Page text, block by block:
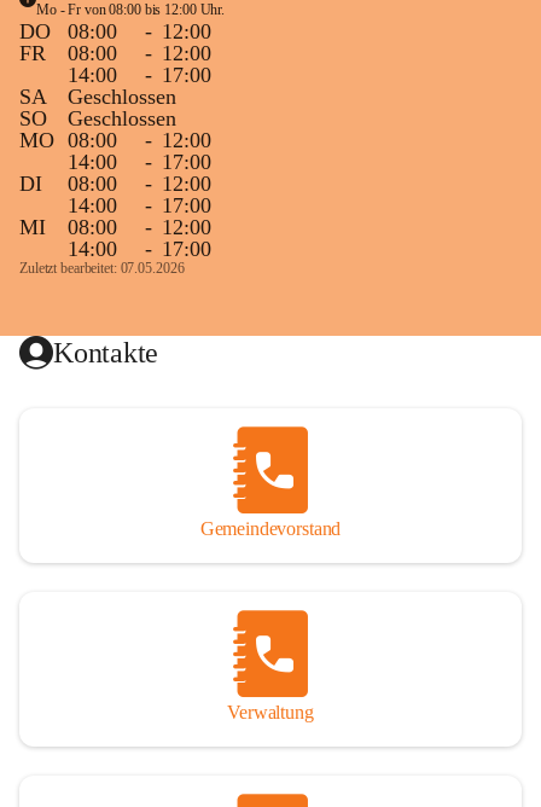
Mo - Fr von 08:00 bis 12:00 Uhr.
DO 08:00 - 12:00
FR
08:00 - 12:00
14:00
- 17:00
SA
Geschlossen
SO
Geschlossen
MO 08:00 - 12:00
14:00
- 17:00
DI
08:00 - 12:00
14:00
- 17:00
MI
08:00 - 12:00
14:00
- 17:00
Zuletzt bearbeitet: 07.05.2026
Kontakte
Gemeindevorstand
Verwaltung